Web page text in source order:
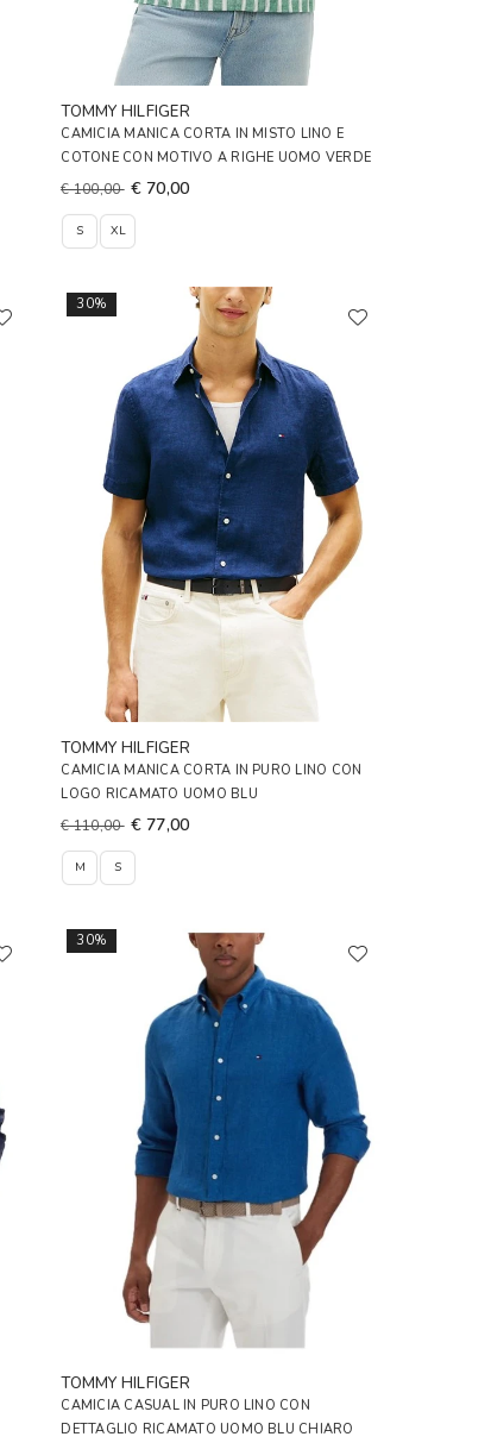
TOMMY HILFIGER
CAMICIA MANICA CORTA IN MISTO LINO E
COTONE CON MOTIVO A RIGHE UOMO VERDE
€ 100,00 € 70,00
S XL
30%
TOMMY HILFIGER
CAMICIA MANICA CORTA IN PURO LINO CON
LOGO RICAMATO UOMO BLU
€ 110,00 € 77,00
M S
30%
TOMMY HILFIGER
CAMICIA CASUAL IN PURO LINO CON
DETTAGLIO RICAMATO UOMO BLU CHIARO